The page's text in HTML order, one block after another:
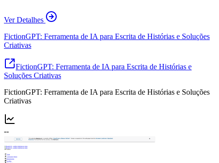
Ver Detalhes
FictionGPT: Ferramenta de IA para Escrita de Histórias e Soluções
Criativas
FictionGPT: Ferramenta de IA para Escrita de Histórias e
Soluções Criativas
FictionGPT: Ferramenta de IA para Escrita de Histórias e Soluções
Criativas
--